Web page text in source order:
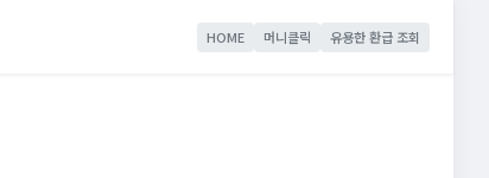
HOME 머니클릭 유용한 환급 조회